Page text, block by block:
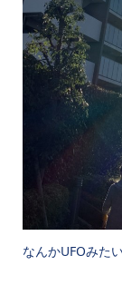
なんかUFOみた